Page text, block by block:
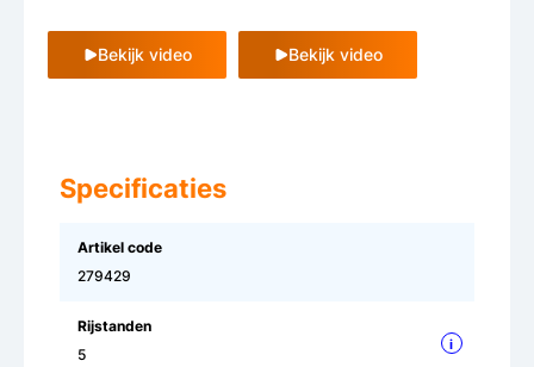
Bekijk video Bekijk video
Specificaties
Artikel code
279429
Rijstanden
5
i